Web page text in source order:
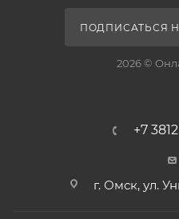
ПОДПИСАТЬСЯ
2026 ©
+7
г. Омск, ул.